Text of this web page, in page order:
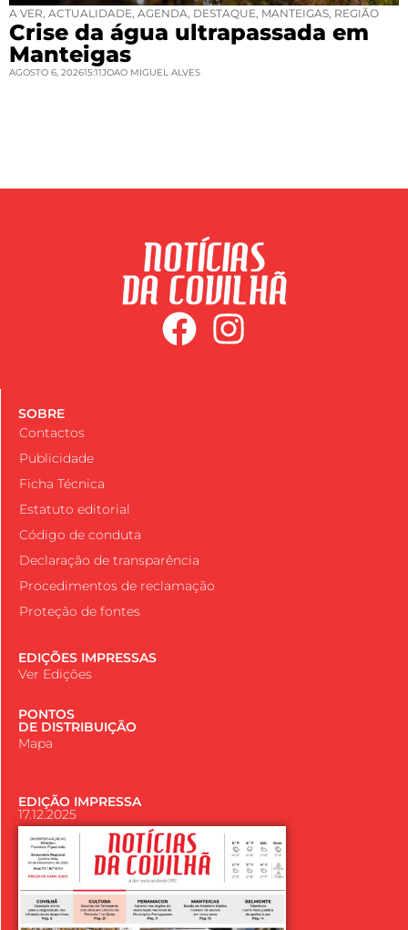
A VER, ACTUALIDADE, AGENDA, DESTAQUE, MANTEIGAS, REGIÃO
Crise da água ultrapassada em
Manteigas
AGOSTO 6, 202615:11JOAO MIGUEL ALVES
SOBRE
Contactos
Publicidade
Ficha Técnica
Estatuto editorial
Código de conduta
Declaração de transparência
Procedimentos de reclamação
Proteção de fontes
EDIÇÕES IMPRESSAS
Ver Edições
PONTOS
DE DISTRIBUIÇÃO
Mapa
EDIÇÃO IMPRESSA
17.12.2025